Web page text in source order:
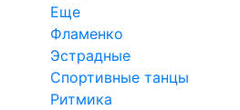
Еще
Фламенко
Эстрадные
Спортивные танцы
Ритмика